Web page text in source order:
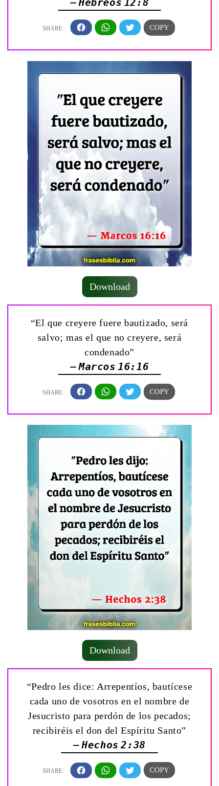
Download
“El que creyere fuere bautizado, será
salvo; mas el que no creyere, será
condenado”
— Marcos 16:16
Download
“Pedro les dice: Arrepentíos, bautícese
cada uno de vosotros en el nombre de
Jesucristo para perdón de los pecados;
recibiréis el don del Espíritu Santo”
— Hechos 2:38